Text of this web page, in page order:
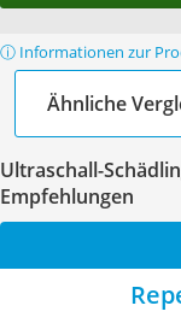
ⓘ Informationen zur
Ähnliche
Ultraschall-
Empfehlungen